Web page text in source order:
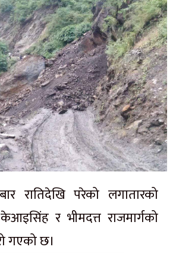
रातिदेखि परेको लगातारको
र भीमदत्त राजमार्गको
गएको छ।